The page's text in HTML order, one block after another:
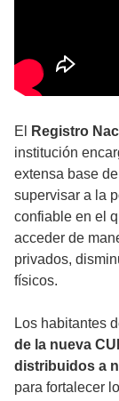
El Registro
institución
extensa base
supervisar a la
confiable en el
acceder de
privados,
físicos.
Los habitantes
de la nueva
distribuidos a
para fortalecer